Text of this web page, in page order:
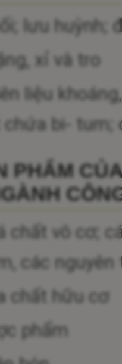
lưu
xỉ và tro
liệu
bi-
PHẨM
chất vô cơ;
các
chất hữu cơ
phẩm